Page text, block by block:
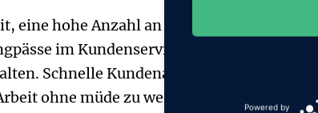
eine hohe Anzahl an Anfragen
im Kundenservice zu reduzieren und
Schnelle Kundenanfragen
ohne müde zu werden!
Powered by